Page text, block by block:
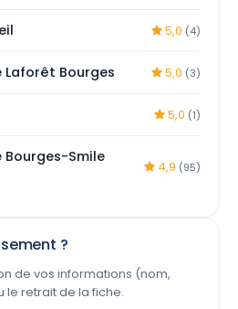
5,0 (4)
Laforêt Bourges 5,0 (3)
5,0 (1)
Bourges-Smile
4,9 (95)
?
de vos informations (nom,
retrait de la fiche.